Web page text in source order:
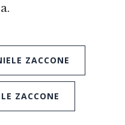
ZACCONE
ZACCONE